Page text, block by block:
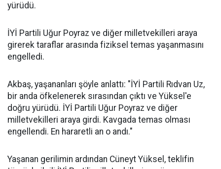
yürüdü.
İYİ Partili Uğur Poyraz ve diğer milletvekilleri araya
girerek taraflar arasında fiziksel temas yaşanmasını
engelledi.
Akbaş, yaşananları şöyle anlattı: "İYİ Partili Rıdvan Uz,
bir anda öfkelenerek sırasından çıktı ve Yüksel'e
doğru yürüdü. İYİ Partili Uğur Poyraz ve diğer
milletvekilleri araya girdi. Kavgada temas olması
engellendi. En hararetli an o andı."
Yaşanan gerilimin ardından Cüneyt Yüksel, teklifin